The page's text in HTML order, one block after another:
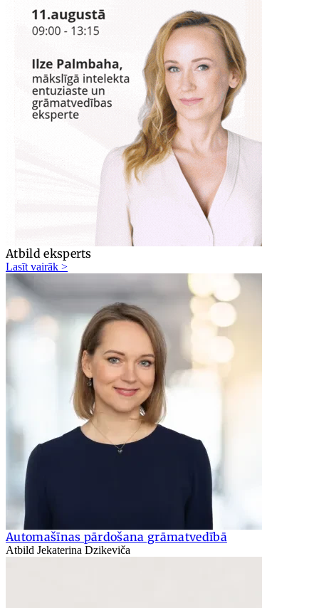
Atbild eksperts
Lasīt vairāk >
Automašīnas pārdošana grāmatvedībā
Atbild Jekaterina Dzikeviča